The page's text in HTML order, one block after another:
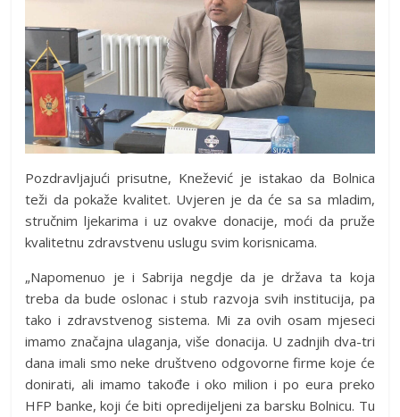
Pozdravljajući prisutne, Knežević je istakao da Bolnica
teži da pokaže kvalitet. Uvjeren je da će sa sa mladim,
stručnim ljekarima i uz ovakve donacije, moći da pruže
kvalitetnu zdravstvenu uslugu svim korisnicama.
„Napomenuo je i Sabrija negdje da je država ta koja
treba da bude oslonac i stub razvoja svih institucija, pa
tako i zdravstvenog sistema. Mi za ovih osam mjeseci
imamo značajna ulaganja, više donacija. U zadnjih dva-tri
dana imali smo neke društveno odgovorne firme koje će
donirati, ali imamo takođe i oko milion i po eura preko
HFP banke, koji će biti opredijeljeni za barsku Bolnicu. Tu